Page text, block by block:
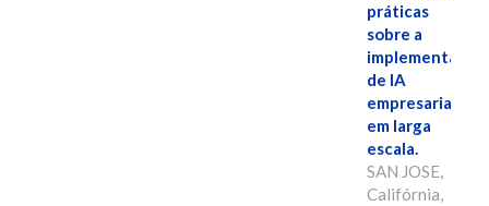
práticas
sobre a
implementação
de IA
empresarial
em larga
escala.
SAN JOSE,
Califórnia,